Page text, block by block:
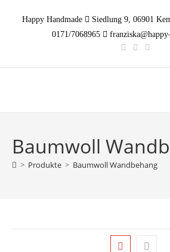
InhaltHappy Handmade
Siedlung 9, 06901
0171/7068965
Baumwoll
> Produkte > Baumwoll Wandbehang